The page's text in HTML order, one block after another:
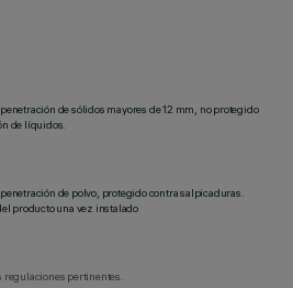
de sólidos mayores de 12 mm, no protegido
de líquidos.
de polvo, protegido contra salpicaduras.
producto una vez instalado
pertinentes.